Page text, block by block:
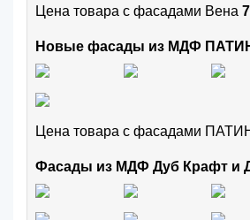
Цена товара с фасадами Вена
Новые фасады из МДФ
Цена товара с фасадами
Фасады из МДФ Дуб Крафт и